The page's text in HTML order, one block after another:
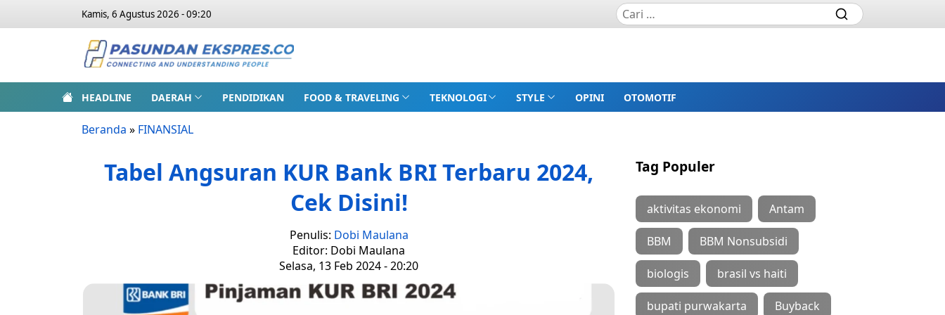
Kamis, 6 Agustus 2026 - 09:20
HEADLINE DAERAH PENDIDIKAN FOOD & TRAVELING TEKNOLOGI STYLE OPINI OTOMOTIF
Beranda » FINANSIAL
Tabel Angsuran KUR Bank BRI Terbaru 2024,
Cek Disini!
Penulis: Dobi Maulana
Editor: Dobi Maulana
Selasa, 13 Feb 2024 - 20:20
Tag Populer
aktivitas ekonomi Antam
BBM BBM Nonsubsidi
biologis brasil vs haiti
bupati purwakarta Buyback